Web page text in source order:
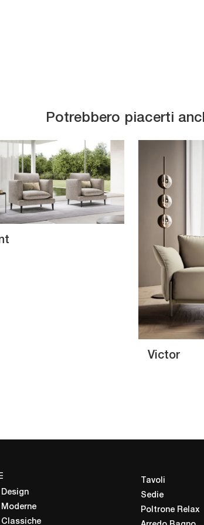
Potrebbero piacerti
Victor
Classiche
Tavoli
Sedie
Poltrone Relax